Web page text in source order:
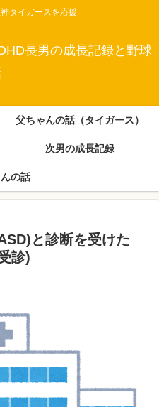
タイガースを応援
長男の成長記録と野球
父ちゃんの話（タイガース）
次男の成長記録
の話
と診断を受けた
診)